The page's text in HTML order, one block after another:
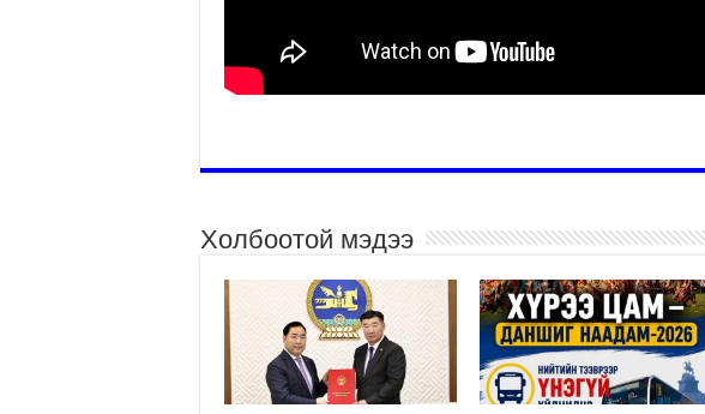
Холбоотой мэдээ